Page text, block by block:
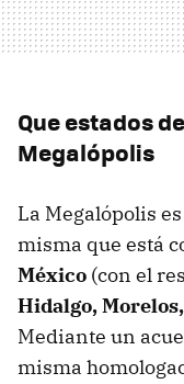
Que estados
Megalópolis
La Megalópolis
misma que está
México (con el
Hidalgo,
Mediante un
misma